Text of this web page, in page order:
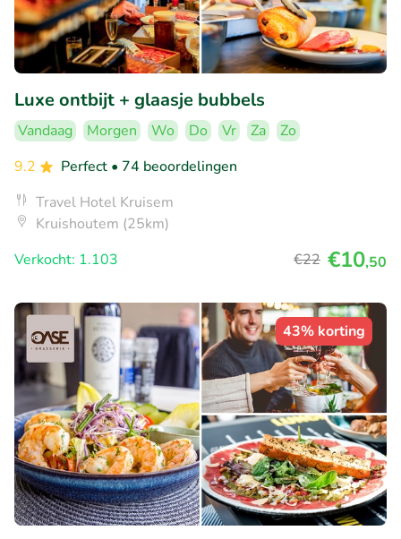
Luxe ontbijt + glaasje bubbels
Vandaag Morgen Wo Do Vr Za
Zo
9.2
Perfect • 74 beoordelingen
Travel Hotel Kruisem
Kruishoutem (25km)
Verkocht: 1.103
€22 €10,50
43% korting